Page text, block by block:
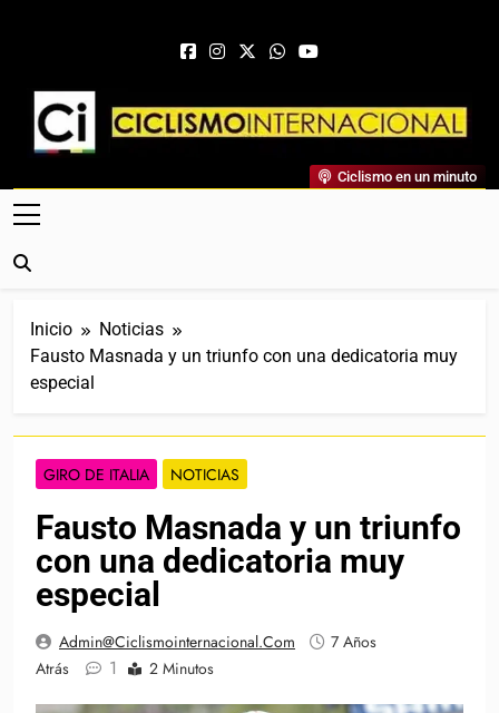
Ciclismo Internacional
Web Dedicada Al Ciclismo Mundial. Entrevistas, Análisis,
Crónicas, Previas Y Más. La Web Ciclista De Referencia.
Ciclismo en un minuto
Inicio
Noticias
Fausto Masnada y un triunfo con una dedicatoria muy
especial
GIRO DE ITALIA NOTICIAS
Fausto Masnada y un triunfo
con una dedicatoria muy
especial
Admin@ciclismointernacional.com
7 Años
Atrás
1 2 Minutos